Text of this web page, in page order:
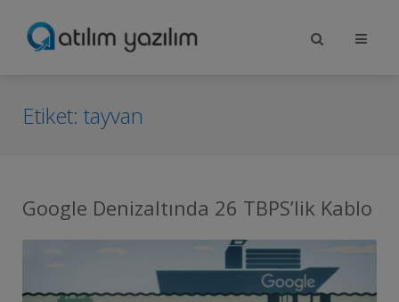
Etiket: tayvan
Google Denizaltında 26 TBPS’lik Kablo